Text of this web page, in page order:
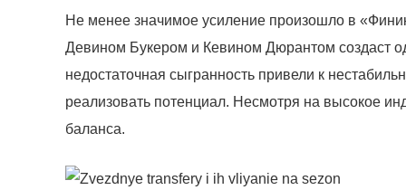
Не менее значимое усиление произошло в
Девином Букером и Кевином Дюрантом создаст
недостаточная сыгранность привели к
реализовать потенциал. Несмотря на высокое
баланса.